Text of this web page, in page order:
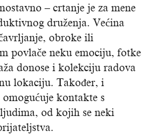
– crtanje je za mene
druženja. Većina
obroke ili
povlače neku emociju, fotke
donose i kolekciju radova
lokaciju. Također, i
kontakte s
od kojih se neki